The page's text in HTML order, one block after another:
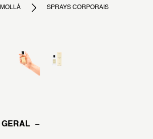
SPRAYS CORPORAIS
GERAL